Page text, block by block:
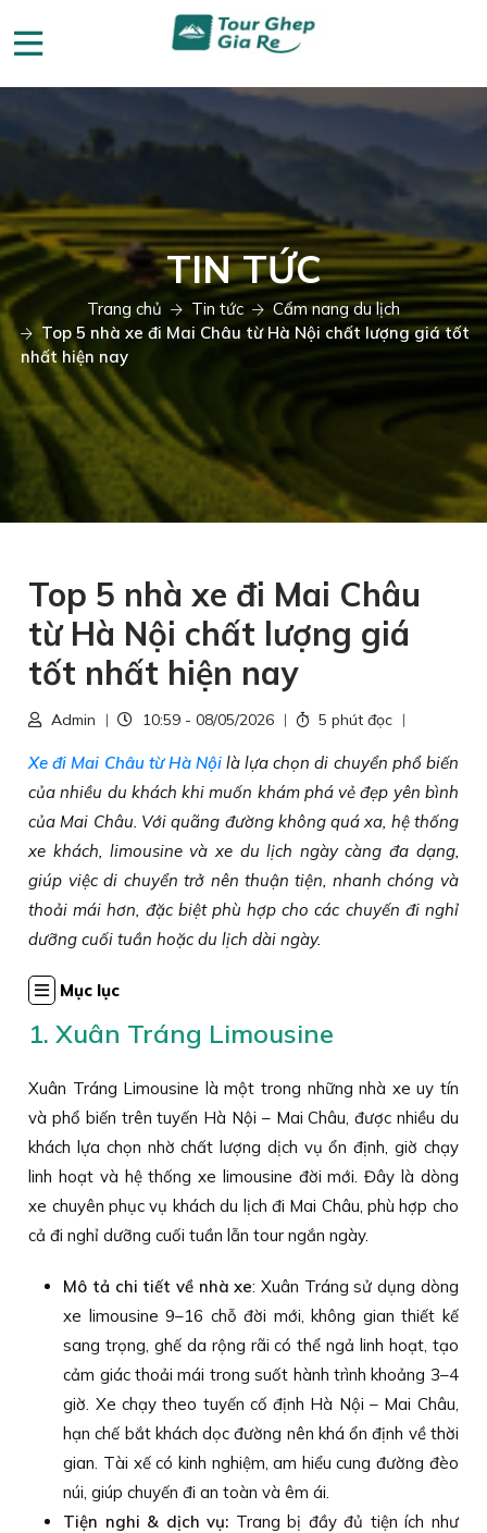
TIN TỨC
Trang chủ Tin tức
Cẩm nang du lịch
Top 5 nhà xe đi Mai Châu từ Hà Nội chất lượng giá tốt
nhất hiện nay
Top 5 nhà xe đi Mai Châu
từ Hà Nội chất lượng giá
tốt nhất hiện nay
Admin 10:59 - 08/05/2026 5 phút đọc
Xe đi Mai Châu từ Hà Nộilà lựa chọn di chuyển phổ biến
của nhiều du khách khi muốn khám phá vẻ đẹp yên bình
của Mai Châu. Với quãng đường không quá xa, hệ thống
xe khách, limousine và xe du lịch ngày càng đa dạng,
giúp việc di chuyển trở nên thuận tiện, nhanh chóng và
thoải mái hơn, đặc biệt phù hợp cho các chuyến đi nghỉ
dưỡng cuối tuần hoặc du lịch dài ngày.
Mục lục
1. Xuân Tráng Limousine
Xuân Tráng Limousine là một trong những nhà xe uy tín
và phổ biến trên tuyến Hà Nội – Mai Châu, được nhiều du
khách lựa chọn nhờ chất lượng dịch vụ ổn định, giờ chạy
linh hoạt và hệ thống xe limousine đời mới. Đây là dòng
xe chuyên phục vụ khách du lịch đi Mai Châu, phù hợp cho
cả đi nghỉ dưỡng cuối tuần lẫn tour ngắn ngày.
Mô tả chi tiết về nhà xe: Xuân Tráng sử dụng dòng
xe limousine 9–16 chỗ đời mới, không gian thiết kế
sang trọng, ghế da rộng rãi có thể ngả linh hoạt, tạo
cảm giác thoải mái trong suốt hành trình khoảng 3–4
giờ. Xe chạy theo tuyến cố định Hà Nội – Mai Châu,
hạn chế bắt khách dọc đường nên khá ổn định về thời
gian. Tài xế có kinh nghiệm, am hiểu cung đường đèo
núi, giúp chuyến đi an toàn và êm ái.
Tiện nghi & dịch vụ: Trang bị đầy đủ tiện ích như